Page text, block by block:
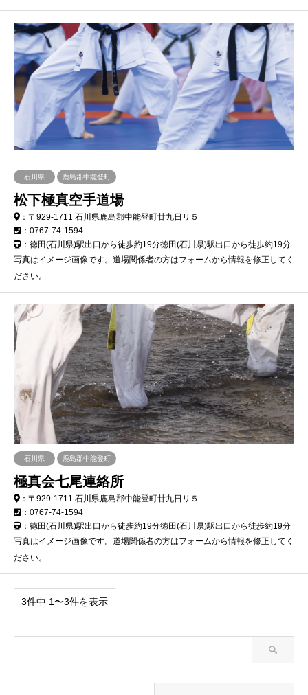
石川県 鹿島郡中能登町
松下極真空手道場
：〒929-1711 石川県鹿島郡中能登町廿九日リ５
：0767-74-1594
：徳田(石川県)駅出口から徒歩約19分徳田(石川県)駅出口から徒歩約19分
写真はイメージ画像です。道場関係者の方はフォームから情報を修正してく
ださい。
石川県 鹿島郡中能登町
極真会七尾連絡所
：〒929-1711 石川県鹿島郡中能登町廿九日リ５
：0767-74-1594
：徳田(石川県)駅出口から徒歩約19分徳田(石川県)駅出口から徒歩約19分
写真はイメージ画像です。道場関係者の方はフォームから情報を修正してく
ださい。
3件中 1〜3件を表示